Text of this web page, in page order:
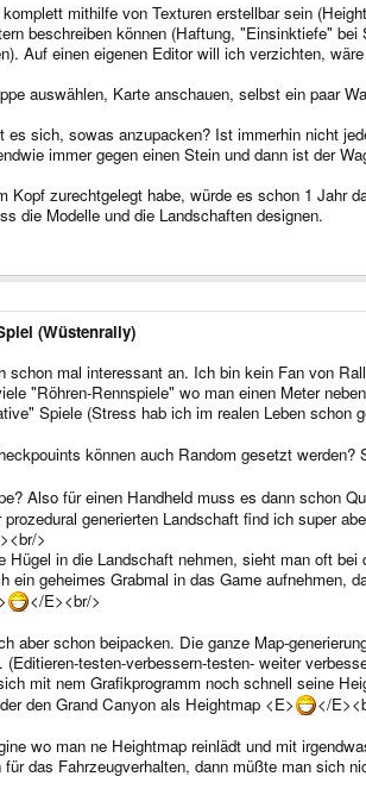
mithilfe von Texturen erstellbar sein
beschreiben können (Haftung, "Einsinktiefe"
Auf einen eigenen Editor will ich verzichten,
auswählen, Karte anschauen, selbst ein paar
es sich, sowas anzupacken? Ist immerhin nicht
immer gegen einen Stein und dann ist der
Kopf zurechtgelegt habe, würde es schon 1 Jahr
die Modelle und die Landschaften designen.
(Wüstenrally)
schon mal interessant an. Ich bin kein Fan von
"Röhren-Rennspiele" wo man einen Meter
Spiele (Stress hab ich im realen Leben schon
können auch Random gesetzt
Also für einen Handheld muss es dann schon
generierten Landschaft find ich super
>
Hügel in die Landschaft nehmen, sieht man oft
ein geheimes Grabmal in das Game aufnehmen,
</E><br/>
aber schon beipacken. Die ganze Map-
testen-verbessern-testen- weiter
mit nem Grafikprogramm noch schnell seine
den Grand Canyon als Heightmap <E>
</
wo man ne Heightmap reinlädt und mit
das Fahrzeugverhalten, dann müßte man sich